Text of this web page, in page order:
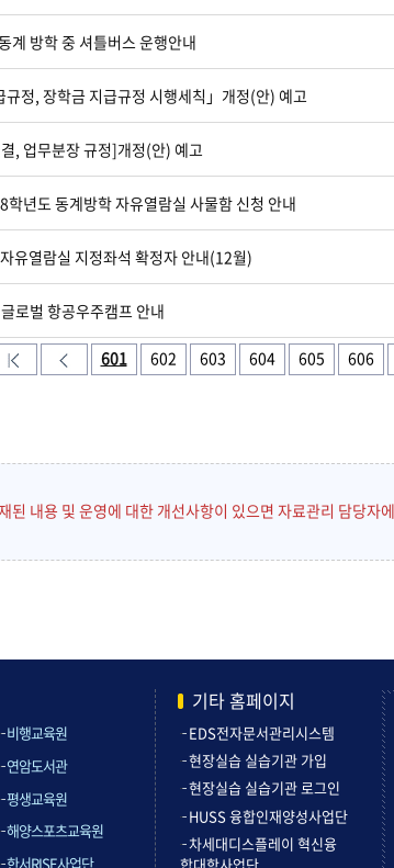
계 방학 중 셔틀버스 운행안내
규정, 장학금 지급규정 시행세칙」개정(안) 예고
, 업무분장 규정]개정(안) 예고
년도 동계방학 자유열람실 사물함 신청 안내
유열람실 지정좌석 확정자 안내(12월)
로벌 항공우주캠프 안내
601 602 603 604 605 606
된 내용 및 운영에 대한 개선사항이 있으면 자료관리 담당자
비행교육원
연암도서관
평생교육원
해양스포츠교육원
한서RISE사업단
기타 홈페이지
EDS전자문서관리시스템
현장실습 실습기관 가입
현장실습 실습기관 로그인
HUSS 융합인재양성사업단
차세대디스플레이 혁신융